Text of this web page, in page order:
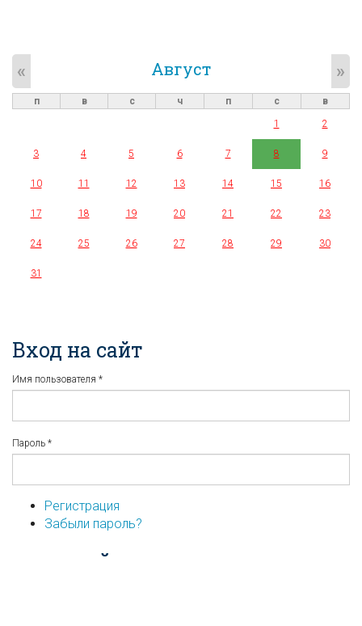
Август
« »
п в с ч п с
в
1
2
3 4 5 6 7 8 9
10 11 12 13 14 15 16
17 18 19 20 21 22 23
24 25 26 27 28 29 30
31
Вход на сайт
Имя пользователя *
Пароль *
Регистрация
Забыли пароль?
...или войдите используя